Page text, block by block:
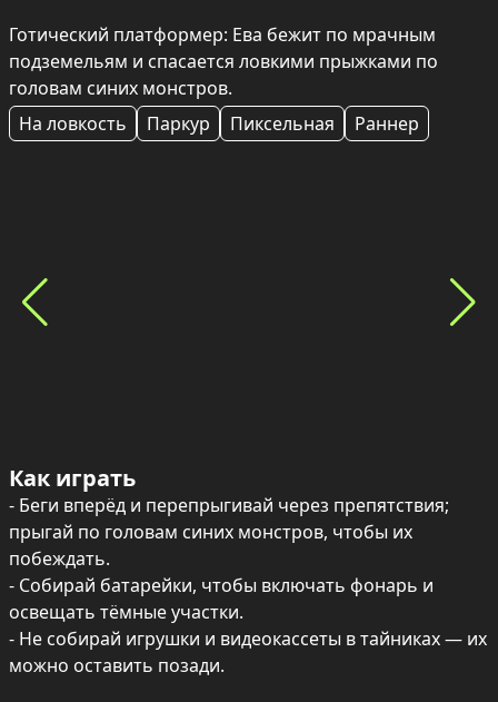
Готический платформер: Ева бежит по мрачным
подземельям и спасается ловкими прыжками по
головам синих монстров.
На ловкость
Паркур Пиксельная Раннер
Как играть
- Беги вперёд и перепрыгивай через препятствия;
прыгай по головам синих монстров, чтобы их
побеждать.
- Собирай батарейки, чтобы включать фонарь и
освещать тёмные участки.
- Не собирай игрушки и видеокассеты в тайниках — их
можно оставить позади.